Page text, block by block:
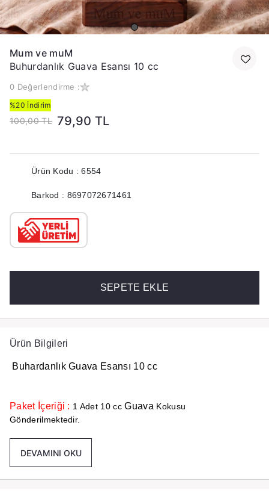
Mum ve muM
Buhurdanlık Guava Esansı 10 cc
0 Değerlendirme :
%20 İndirim
100,00 TL 79,90 TL
Ürün Kodu : 6554
Barkod : 8697072671461
SEPETE EKLE
Ürün Bilgileri
Buhardanlık Guava Esansı 10 cc
Paket İçeriği : 1 Adet 10 ccGuava Kokusu
Gönderilmektedir.
DEVAMINI OKU